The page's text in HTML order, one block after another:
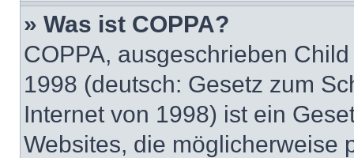
» Was ist COPPA?
COPPA, ausgeschrieben
1998 (deutsch: Gesetz zum
Internet von 1998) ist ein
Websites, die möglicherweise